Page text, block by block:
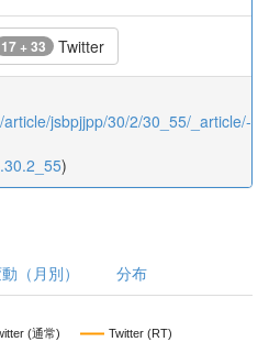
17 + 33 Twitter
jsbpjjpp/30/2/30_55/_article/-
)
（月別） 分布
(通常) Twitter (RT)